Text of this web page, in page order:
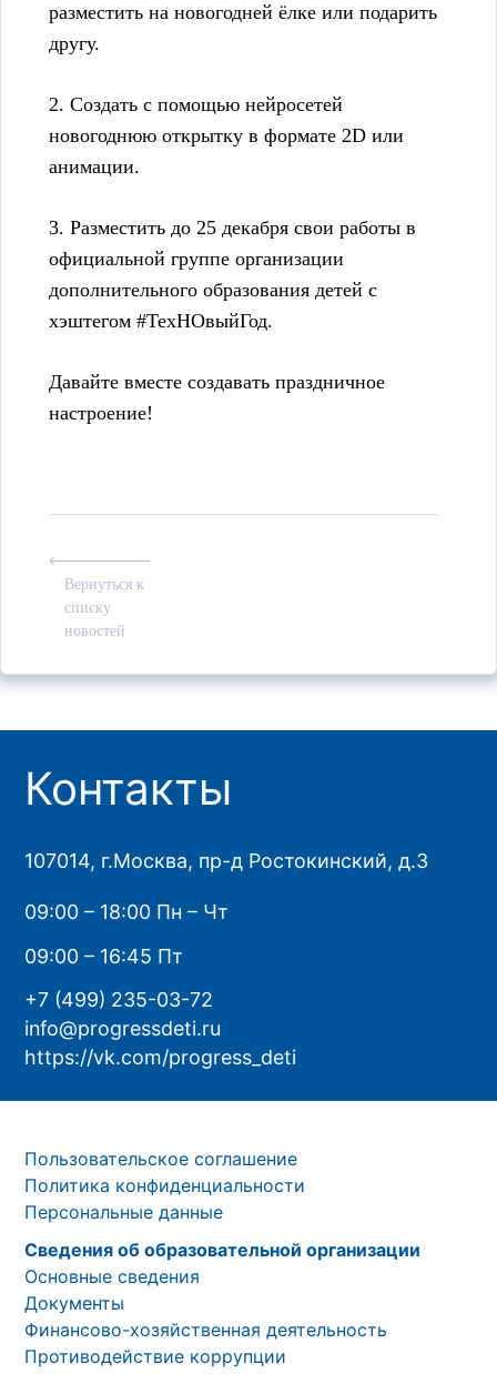
разместить на новогодней ёлке или подарить
другу.
2. Создать с помощью нейросетей
новогоднюю открытку в формате 2D или
анимации.
3. Разместить до 25 декабря свои работы в
официальной группе организации
дополнительного образования детей с
хэштегом #ТехНОвыйГод.
Давайте вместе создавать праздничное
настроение!
Вернуться к
списку
новостей
Контакты
107014, г.Москва, пр-д Ростокинский, д.3
09:00 – 18:00 Пн – Чт
09:00 – 16:45 Пт
+7 (499) 235-03-72
info@progressdeti.ru
https://vk.com/progress_deti
Пользовательское соглашение
Политика конфиденциальности
Персональные данные
Сведения об образовательной организации
Основные сведения
Документы
Финансово-хозяйственная деятельность
Противодействие коррупции